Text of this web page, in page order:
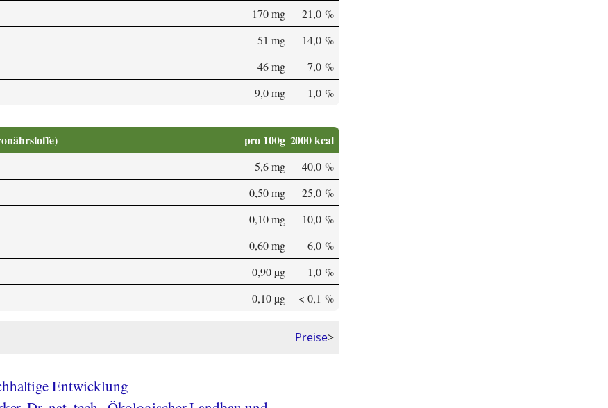
170 mg
21,0 %
51 mg
14,0 %
46 mg
7,0 %
9,0 mg 1,0 %
pro 100g 2000 kcal
5,6 mg
40,0 %
0,50 mg
25,0 %
0,10 mg
10,0 %
0,60 mg
6,0 %
0,90 µg
1,0 %
0,10 µg < 0,1 %
Preise>
Entwicklung